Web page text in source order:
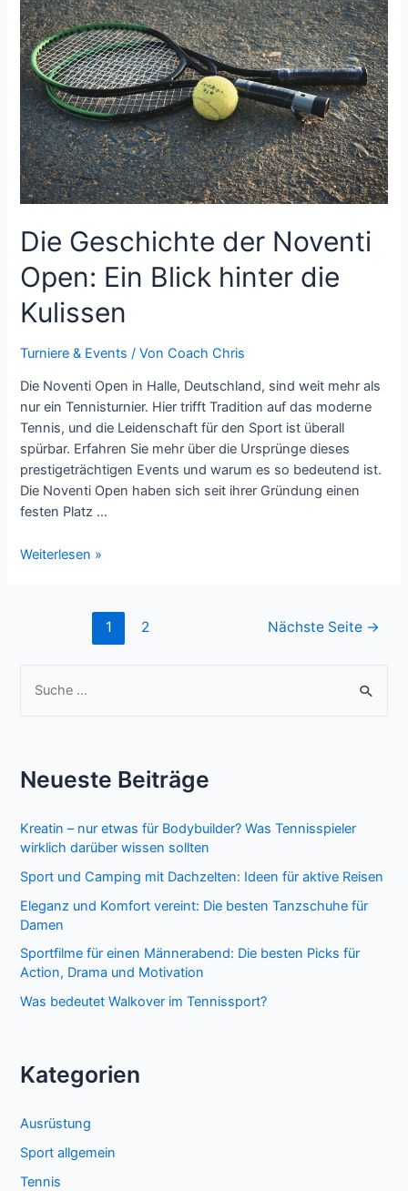
Tenniscourt
Die Geschichte der Noventi
Open: Ein Blick hinter die
Kulissen
Turniere & Events / VonCoach Chris
Die Noventi Open in Halle, Deutschland, sind weit mehr als
nur ein Tennisturnier. Hier trifft Tradition auf das moderne
Tennis, und die Leidenschaft für den Sport ist überall
spürbar. Erfahren Sie mehr über die Ursprünge dieses
prestigeträchtigen Events und warum es so bedeutend ist.
Die Noventi Open haben sich seit ihrer Gründung einen
festen Platz …
Die
hinter
die
Weiterlesen »
Seitennummerierung
Beiträge
1 2 Nächste Seite →
e
n
c
h
Neueste Beiträge
Kreatin – nur etwas für Bodybuilder? Was Tennisspieler
wirklich darüber wissen sollten
Sport und Camping mit Dachzelten: Ideen für aktive Reisen
Eleganz und Komfort vereint: Die besten Tanzschuhe für
Damen
Sportfilme für einen Männerabend: Die besten Picks für
Action, Drama und Motivation
Was bedeutet Walkover im Tennissport?
Kategorien
Ausrüstung
Sport allgemein
Tennis